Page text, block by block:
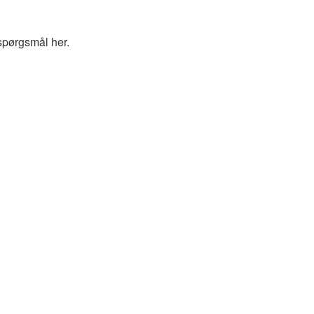
her.